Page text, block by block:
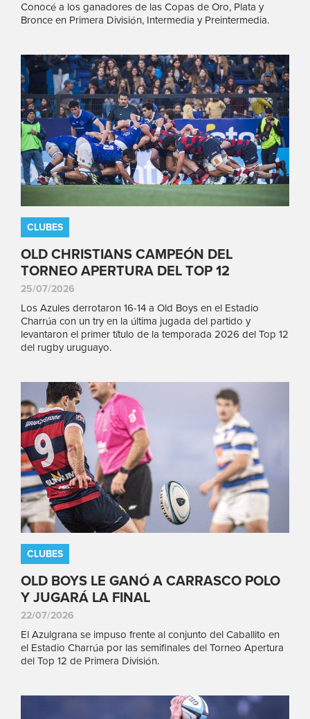
Conocé a los ganadores de las Copas de Oro, Plata y
Bronce en Primera División, Intermedia y Preintermedia.
CLUBES
OLD CHRISTIANS CAMPEÓN DEL
TORNEO APERTURA DEL TOP 12
25/07/2026
Los Azules derrotaron 16-14 a Old Boys en el Estadio
Charrúa con un try en la última jugada del partido y
levantaron el primer título de la temporada 2026 del Top 12
del rugby uruguayo.
CLUBES
OLD BOYS LE GANÓ A CARRASCO POLO
Y JUGARÁ LA FINAL
22/07/2026
El Azulgrana se impuso frente al conjunto del Caballito en
el Estadio Charrúa por las semifinales del Torneo Apertura
del Top 12 de Primera División.